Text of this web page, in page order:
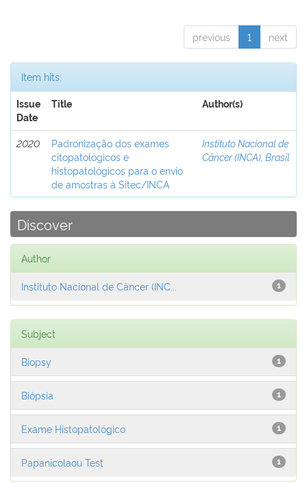
previous 1 next
Item hits:
Issue
Date
Title Author(s)
2020
Padronização dos exames
citopatológicos e
histopatológicos para o envio
de amostras à Sitec/INCA
Instituto Nacional de
Câncer (INCA), Brasil
Discover
Author
1
Instituto Nacional de Câncer (INC...
Subject
1
Biopsy
1
Biópsia
1
Exame Histopatológico
1
Papanicolaou Test